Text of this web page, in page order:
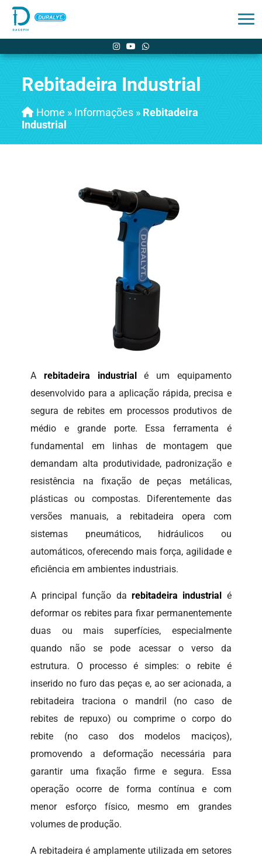
Rebitadeira Industrial
Home » Informações » Rebitadeira
Industrial
Arebitadeira industrialé um equipamento
desenvolvido para a aplicação rápida, precisa e
segura de rebites em processos produtivos de
médio e grande porte. Essa ferramenta é
fundamental em linhas de montagem que
demandam alta produtividade, padronização e
resistência na fixação de peças metálicas,
plásticas ou compostas. Diferentemente das
versões manuais, a rebitadeira opera com
sistemas pneumáticos, hidráulicos ou
automáticos, oferecendo mais força, agilidade e
eficiência em ambientes industriais.
A principal função da rebitadeira industrial é
deformar os rebites para fixar permanentemente
duas ou mais superfícies, especialmente
quando não se pode acessar o verso da
estrutura. O processo é simples: o rebite é
inserido no furo das peças e, ao ser acionada, a
rebitadeira traciona o mandril (no caso de
rebites de repuxo) ou comprime o corpo do
rebite (no caso dos modelos maciços),
promovendo a deformação necessária para
garantir uma fixação firme e segura. Essa
operação ocorre de forma contínua e com
menor esforço físico, mesmo em grandes
volumes de produção.
A rebitadeira é amplamente utilizada em setores